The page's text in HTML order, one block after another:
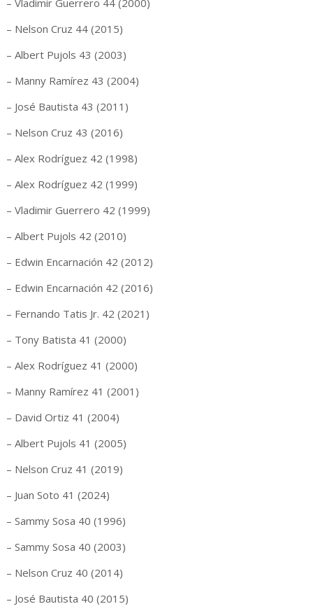
– Vladimir Guerrero 44 (2000)
– Nelson Cruz 44 (2015)
– Albert Pujols 43 (2003)
– Manny Ramírez 43 (2004)
– José Bautista 43 (2011)
– Nelson Cruz 43 (2016)
– Alex Rodríguez 42 (1998)
– Alex Rodríguez 42 (1999)
– Vladimir Guerrero 42 (1999)
– Albert Pujols 42 (2010)
– Edwin Encarnación 42 (2012)
– Edwin Encarnación 42 (2016)
– Fernando Tatis Jr. 42 (2021)
– Tony Batista 41 (2000)
– Alex Rodríguez 41 (2000)
– Manny Ramírez 41 (2001)
– David Ortiz 41 (2004)
– Albert Pujols 41 (2005)
– Nelson Cruz 41 (2019)
– Juan Soto 41 (2024)
– Sammy Sosa 40 (1996)
– Sammy Sosa 40 (2003)
– Nelson Cruz 40 (2014)
– José Bautista 40 (2015)